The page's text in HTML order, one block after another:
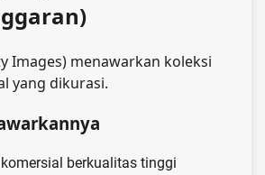
Images) menawarkan koleksi
yang dikurasi.
berkualitas tinggi